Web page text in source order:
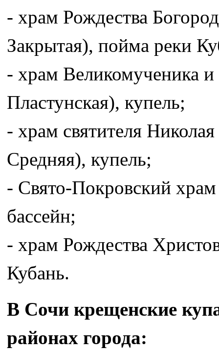
- храм Рождества
Закрытая), пойма реки
- храм Великомученика
Пластунская), купель;
- храм святителя
Средняя), купель;
- Свято-Покровский храм
бассейн;
- храм Рождества
Кубань.
В Сочи крещенские
районах города: